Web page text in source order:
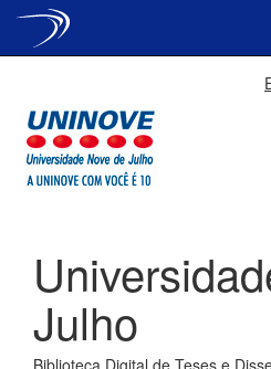
Julho
Biblioteca Digital de Teses e